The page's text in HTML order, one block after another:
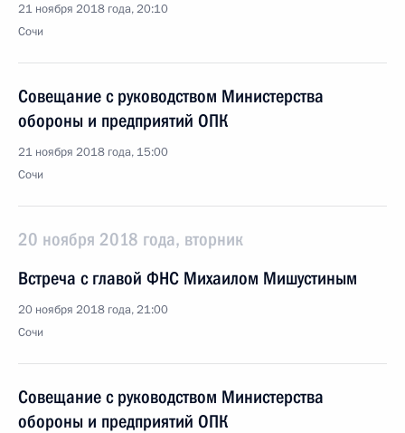
21 ноября 2018 года, 20:10
Сочи
Совещание с руководством Министерства
обороны и предприятий ОПК
21 ноября 2018 года, 15:00
Сочи
20 ноября 2018 года, вторник
Встреча с главой ФНС Михаилом Мишустиным
20 ноября 2018 года, 21:00
Сочи
Совещание с руководством Министерства
обороны и предприятий ОПК